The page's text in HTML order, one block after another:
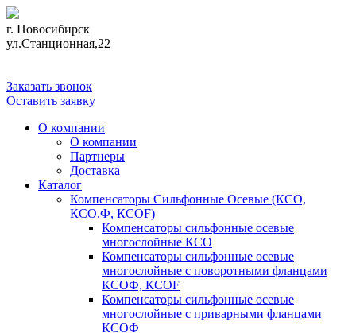
г. Новосибирск
ул.Станционная,22
Заказать звонок
Оставить заявку
О компании
О компании
Партнеры
Доставка
Каталог
Компенсаторы Сильфонные Осевые (КСО,
КСО.Ф, КСОF)
Компенсаторы сильфонные осевые
многослойные КСО
Компенсаторы сильфонные осевые
многослойные с поворотными фланцами
КСОФ, КСОF
Компенсаторы сильфонные осевые
многослойные с приварными фланцами
КСОФ